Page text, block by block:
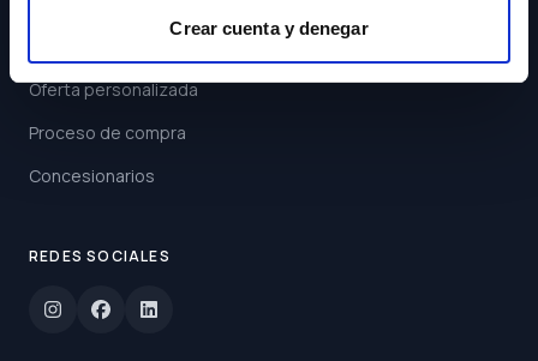
Crear cuenta y denegar
Oferta personalizada
Proceso de compra
Concesionarios
REDES SOCIALES